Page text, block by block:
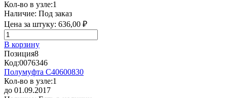
Кол-во в узле:1
Наличие: Под заказ
Цена за штуку: 636,00 ₽
В корзину
Позиция8
Код:0076346
Полумуфта C40600830
Кол-во в узле:1
до 01.09.2017